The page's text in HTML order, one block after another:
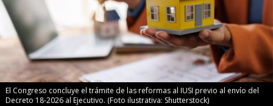
El Congreso concluye el trámite de las reformas al IUSI previo al envío del
Decreto 18-2026 al Ejecutivo. (Foto ilustrativa: Shutterstock)